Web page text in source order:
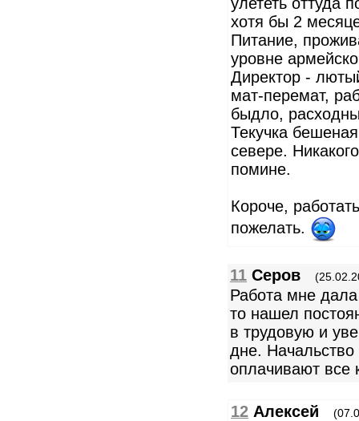
хотя бы 2
Питание,
уровне
Директор -
мат-перемат,
быдло,
Текучка
севере.
помине.
Короче,
пожелать.
11 Серов
Работа мне
то нашел
в трудовую и
дне. Начальство
оплачивают все
12 Алексей